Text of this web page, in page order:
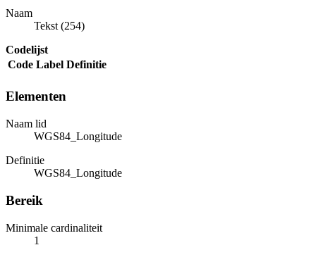
Naam
Tekst (254)
Codelijst
Code Label Definitie
Elementen
Naam lid
WGS84_Longitude
Definitie
WGS84_Longitude
Bereik
Minimale cardinaliteit
1